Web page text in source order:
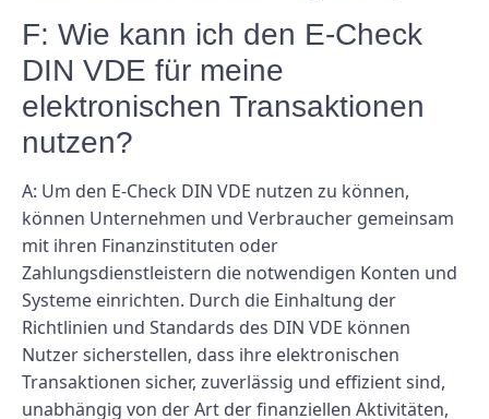
F: Wie kann ich den E-Check
DIN VDE für meine
elektronischen Transaktionen
nutzen?
A: Um den E-Check DIN VDE nutzen zu können,
können Unternehmen und Verbraucher gemeinsam
mit ihren Finanzinstituten oder
Zahlungsdienstleistern die notwendigen Konten und
Systeme einrichten. Durch die Einhaltung der
Richtlinien und Standards des DIN VDE können
Nutzer sicherstellen, dass ihre elektronischen
Transaktionen sicher, zuverlässig und effizient sind,
unabhängig von der Art der finanziellen Aktivitäten,